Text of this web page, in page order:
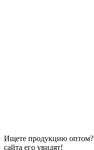
Ищете продукцию оптом?
сайта его увидят!